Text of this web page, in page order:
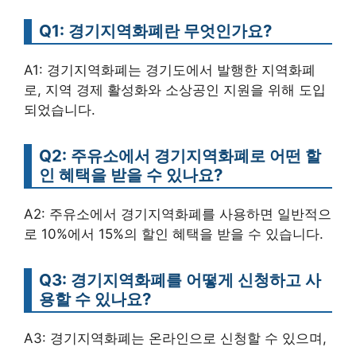
Q1: 경기지역화폐란 무엇인가요?
A1: 경기지역화폐는 경기도에서 발행한 지역화폐
로, 지역 경제 활성화와 소상공인 지원을 위해 도입
되었습니다.
Q2: 주유소에서 경기지역화폐로 어떤 할
인 혜택을 받을 수 있나요?
A2: 주유소에서 경기지역화폐를 사용하면 일반적으
로 10%에서 15%의 할인 혜택을 받을 수 있습니다.
Q3: 경기지역화폐를 어떻게 신청하고 사
용할 수 있나요?
A3: 경기지역화폐는 온라인으로 신청할 수 있으며,